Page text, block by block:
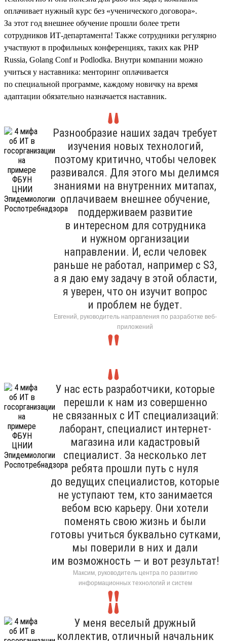
оплачивает нужный курс без «ученического договора».
За этот год внешнее обучение прошли более трети
сотрудников ИТ-департамента! Также сотрудники регулярно
участвуют в профильных конференциях, таких как PHP
Russia, Golang Conf и Podlodka. Внутри компании можно
учиться у наставника: менторинг оплачивается
по специальной программе, каждому новичку на время
адаптации обязательно назначается наставник.
Разнообразие наших задач требует
изучения новых технологий,
поэтому критично, чтобы человек
развивался. Для этого мы делимся
знаниями на внутренних митапах,
оплачиваем внешнее обучение,
поддерживаем развитие
в интересном для сотрудника
и нужном организации
направлении. И, если человек
раньше не работал, например с S3,
а я даю ему задачу в этой области,
я уверен, что он изучит вопрос
и проблем не будет.
Евгений, руководитель направления по разработке веб-
приложений
У нас есть разработчики, которые
перешли к нам из совершенно
не связанных с ИТ специализаций:
лаборант, специалист интернет-
магазина или кадастровый
специалист. За несколько лет
ребята прошли путь с нуля
до ведущих специалистов, которые
не уступают тем, кто занимается
вебом всю карьеру. Они хотели
поменять свою жизнь и были
готовы учиться буквально сутками,
мы поверили в них и дали
им возможность — и вот результат!
Максим, руководитель центра по развитию
информационных технологий и систем
У меня веселый дружный
коллектив, отличный начальник